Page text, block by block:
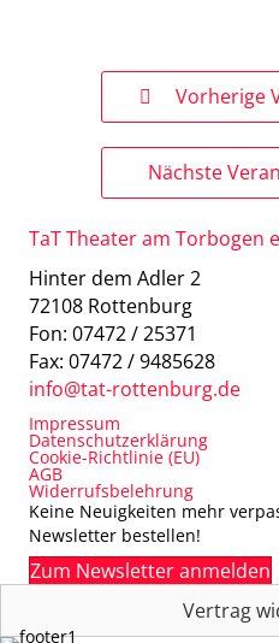
Vorherige
Nächste
TaT Theater am Torbogen
Hinter dem Adler 2
72108 Rottenburg
Fon: 07472 / 25371
Fax: 07472 / 9485628
info@tat-rottenburg.de
Impressum
Datenschutzerklärung
Cookie-Richtlinie (EU)
AGB
Widerrufsbelehrung
Keine Neuigkeiten mehr
Newsletter bestellen!
Zum Newsletter anmelden
Vertrag